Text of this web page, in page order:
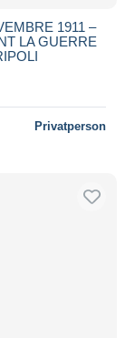
1911 –
LA GUERRE
Privatperson